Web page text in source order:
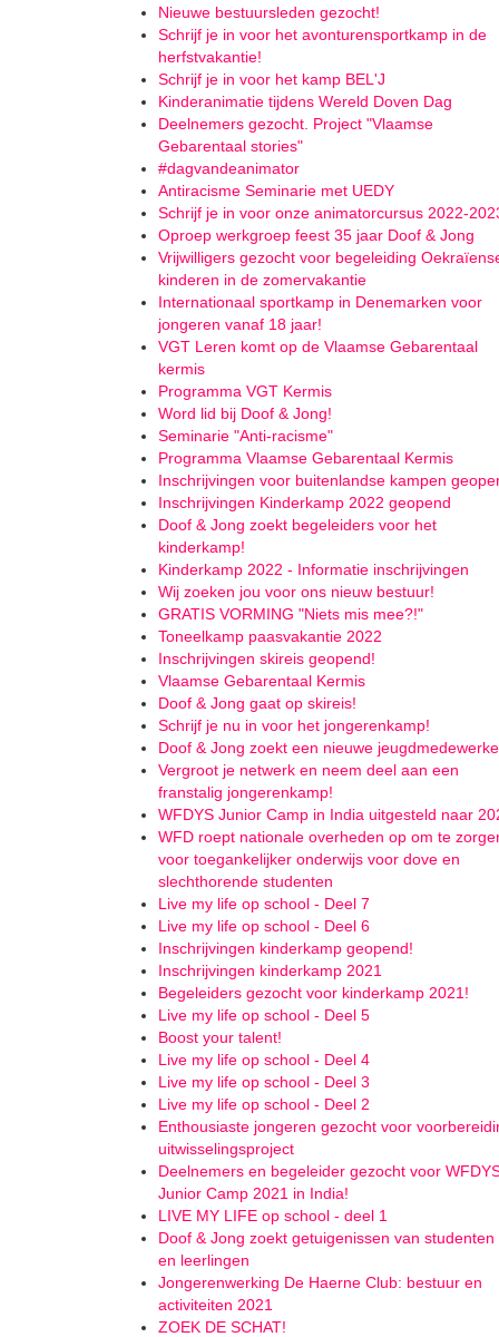
Nieuwe bestuursleden gezocht!
Schrijf je in voor het avonturensportkamp in de
herfstvakantie!
Schrijf je in voor het kamp BEL'J
Kinderanimatie tijdens Wereld Doven Dag
Deelnemers gezocht. Project "Vlaamse
Gebarentaal stories"
#dagvandeanimator
Antiracisme Seminarie met UEDY
Schrijf je in voor onze animatorcursus 2022-
Oproep werkgroep feest 35 jaar Doof & Jong
Vrijwilligers gezocht voor begeleiding
kinderen in de zomervakantie
Internationaal sportkamp in Denemarken voor
jongeren vanaf 18 jaar!
VGT Leren komt op de Vlaamse Gebarentaal
kermis
Programma VGT Kermis
Word lid bij Doof & Jong!
Seminarie "Anti-racisme"
Programma Vlaamse Gebarentaal Kermis
Inschrijvingen voor buitenlandse kampen
Inschrijvingen Kinderkamp 2022 geopend
Doof & Jong zoekt begeleiders voor het
kinderkamp!
Kinderkamp 2022 - Informatie inschrijvingen
Wij zoeken jou voor ons nieuw bestuur!
GRATIS VORMING "Niets mis mee?!"
Toneelkamp paasvakantie 2022
Inschrijvingen skireis geopend!
Vlaamse Gebarentaal Kermis
Doof & Jong gaat op skireis!
Schrijf je nu in voor het jongerenkamp!
Doof & Jong zoekt een nieuwe
Vergroot je netwerk en neem deel aan een
franstalig jongerenkamp!
WFDYS Junior Camp in India uitgesteld naar
WFD roept nationale overheden op om te
voor toegankelijker onderwijs voor dove en
slechthorende studenten
Live my life op school - Deel 7
Live my life op school - Deel 6
Inschrijvingen kinderkamp geopend!
Inschrijvingen kinderkamp 2021
Begeleiders gezocht voor kinderkamp 2021!
Live my life op school - Deel 5
Boost your talent!
Live my life op school - Deel 4
Live my life op school - Deel 3
Live my life op school - Deel 2
Enthousiaste jongeren gezocht voor
uitwisselingsproject
Deelnemers en begeleider gezocht voor
Junior Camp 2021 in India!
LIVE MY LIFE op school - deel 1
Doof & Jong zoekt getuigenissen van studenten
en leerlingen
Jongerenwerking De Haerne Club: bestuur en
activiteiten 2021
ZOEK DE SCHAT!